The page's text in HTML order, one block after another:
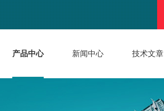
产品中心 新闻中心 技术文章